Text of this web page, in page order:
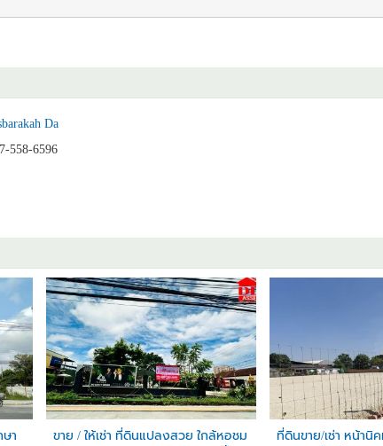
Da
558-6596
า
ขาย / ให้เช่า ที่ดินแปลงสวย ใกล้หอชม
ที่ดินขาย/เช่า หน้านิ